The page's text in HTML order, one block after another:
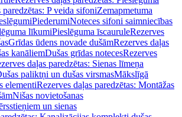
paredzētas: P veida sifoniZemapmetuma
PiederumiNoteces sifoni saimniecības
līkumiPieslēguma īscauruleRezerves
Grīdas ūdens novade dušāmRezerves daļas
kanāliemDušas grīdas notecesRezerves
daļas paredzētas: Sienas līmeņa
paliktņi un dušas virsmasMākslīgā
elementiRezerves daļas paredzētas: Montāžas
Nišas novietošanas
un sienas